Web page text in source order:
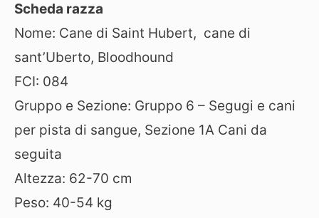
Scheda razza
Nome: Cane di Saint Hubert, cane di
sant’Uberto, Bloodhound
FCI: 084
Gruppo e Sezione: Gruppo 6 – Segugi e cani
per pista di sangue, Sezione 1A Cani da
seguita
Altezza: 62-70 cm
Peso: 40-54 kg